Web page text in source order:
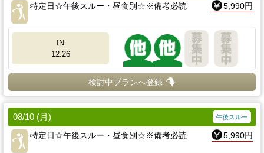
特定日☆午後スルー・昼食別☆※備考必読 5,990円
IN
12:26
検討中プランへ登録
08/10 (月) 午後スルー
特定日☆午後スルー・昼食別☆※備考必読 5,990円